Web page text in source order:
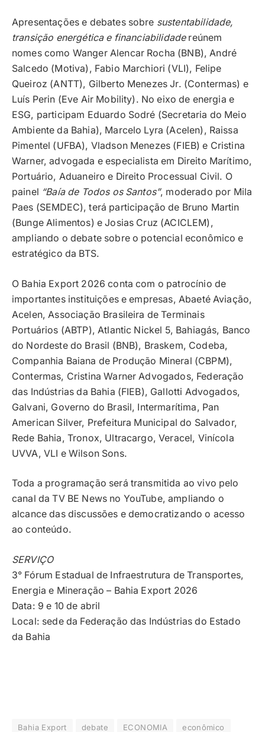
Apresentações e debates sobre sustentabilidade,
transição energética e financiabilidadereúnem
nomes como Wanger Alencar Rocha (BNB), André
Salcedo (Motiva), Fabio Marchiori (VLI), Felipe
Queiroz (ANTT), Gilberto Menezes Jr. (Contermas) e
Luís Perin (Eve Air Mobility). No eixo de energia e
ESG, participam Eduardo Sodré (Secretaria do Meio
Ambiente da Bahia), Marcelo Lyra (Acelen), Raissa
Pimentel (UFBA), Vladson Menezes (FIEB) e Cristina
Warner, advogada e especialista em Direito Marítimo,
Portuário, Aduaneiro e Direito Processual Civil. O
painel “Baía de Todos os Santos”, moderado por Mila
Paes (SEMDEC), terá participação de Bruno Martin
(Bunge Alimentos) e Josias Cruz (ACICLEM),
ampliando o debate sobre o potencial econômico e
estratégico da BTS.
O Bahia Export 2026 conta com o patrocínio de
importantes instituições e empresas, Abaeté Aviação,
Acelen, Associação Brasileira de Terminais
Portuários (ABTP), Atlantic Nickel 5, Bahiagás, Banco
do Nordeste do Brasil (BNB), Braskem, Codeba,
Companhia Baiana de Produção Mineral (CBPM),
Contermas, Cristina Warner Advogados, Federação
das Indústrias da Bahia (FIEB), Gallotti Advogados,
Galvani, Governo do Brasil, Intermarítima, Pan
American Silver, Prefeitura Municipal do Salvador,
Rede Bahia, Tronox, Ultracargo, Veracel, Vinícola
UVVA, VLI e Wilson Sons.
Toda a programação será transmitida ao vivo pelo
canal da TV BE News no YouTube, ampliando o
alcance das discussões e democratizando o acesso
ao conteúdo.
SERVIÇO
3° Fórum Estadual de Infraestrutura de Transportes,
Energia e Mineração – Bahia Export 2026
Data: 9 e 10 de abril
Local: sede da Federação das Indústrias do Estado
da Bahia
Bahia Export debate ECONOMIA econômico